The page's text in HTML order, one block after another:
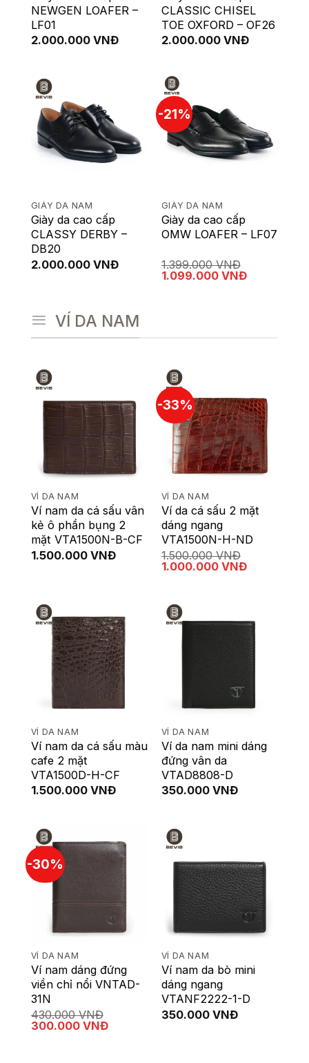
NEWGEN LOAFER –
LF01
2.000.000 VNĐ
CLASSIC CHISEL
TOE OXFORD – OF26
2.000.000 VNĐ
GIÀY DA NAM
Giày da cao cấp
CLASSY DERBY –
DB20
2.000.000 VNĐ
-21%
GIÀY DA NAM
Giày da cao cấp
OMW LOAFER – LF07
1.399.000VNĐ
Giá
1.099.000 VNĐGiá
VÍ DA NAM
VÍ DA NAM
Ví nam da cá sấu vân
kẻ ô phần bụng 2
mặt VTA1500N-B-CF
1.500.000 VNĐ
-33%
VÍ DA NAM
Ví da cá sấu 2 mặt
dáng ngang
VTA1500N-H-ND
1.500.000VNĐ
Giá
1.000.000 VNĐGiá
VÍ DA NAM
Ví nam da cá sấu màu
cafe 2 mặt
VTA1500D-H-CF
1.500.000 VNĐ
VÍ DA NAM
Ví da nam mini dáng
đứng vân da
VTAD8808-D
350.000 VNĐ
-30%
VÍ DA NAM
Ví nam dáng đứng
viền chỉ nổi VNTAD-
31N
430.000VNĐ
Giá
300.000 VNĐGiá
VÍ DA NAM
Ví nam da bò mini
dáng ngang
VTANF2222-1-D
350.000 VNĐ